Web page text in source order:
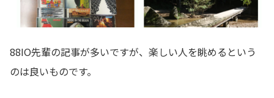
88IO先輩の記事が多いですが、楽しい人を眺めるという
のは良いものです。